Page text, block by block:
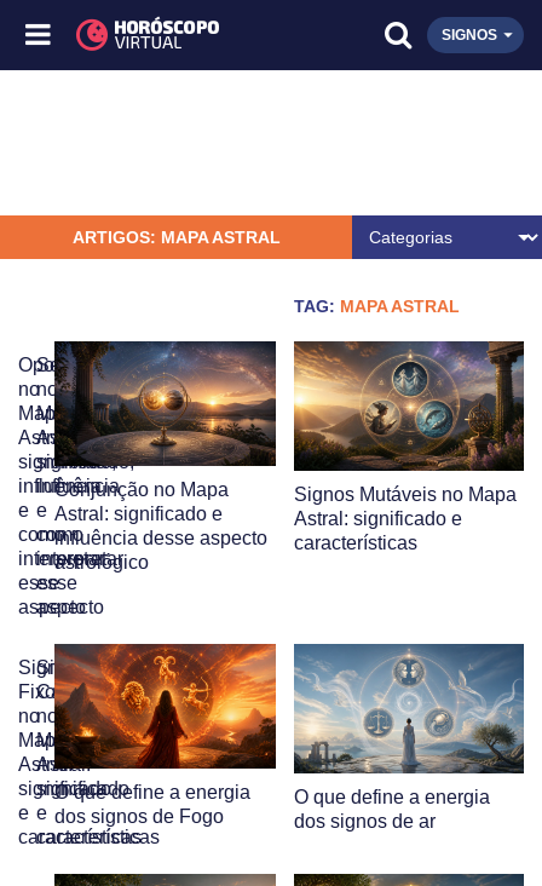
SIGNOS
ARTIGOS: MAPA ASTRAL
TAG: MAPA ASTRAL
Oposição
no
Mapa
Astral:
significado,
influência
e
como
interpretar
esse
aspecto
Sextil
no
Mapa
Astral:
significado,
influência
e
como
interpretar
esse
aspecto
Conjunção no Mapa
Astral: significado e
influência desse aspecto
astrológico
Signos Mutáveis no Mapa
Astral: significado e
características
Signos
Fixos
no
Mapa
Astral:
significado
e
características
Signos
Cardinais
no
Mapa
Astral:
significado
e
características
O que define a energia
dos signos de Fogo
O que define a energia
dos signos de ar